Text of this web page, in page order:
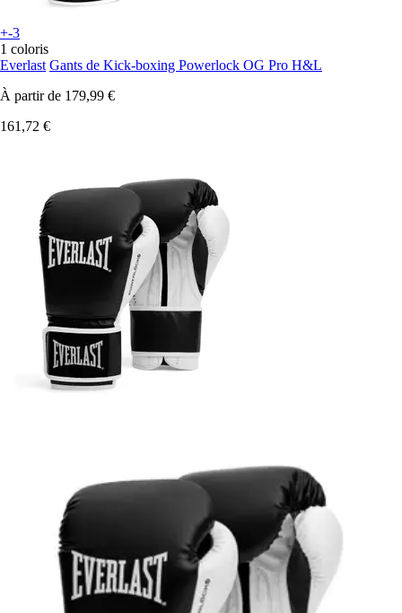
+-3
1 coloris
Everlast Gants de Kick-boxing Powerlock OG Pro H&L
À partir de 179,99 €
161,72 €